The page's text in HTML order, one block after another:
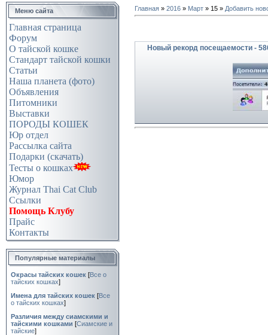
Меню сайта
Главная страница
Форум
О тайской кошке
Стандарт тайской кошки
Статьи
Наша планета (фото)
Объявления
Питомники
Выставки
ПОРОДЫ КОШЕК
Юр отдел
Рассылка сайта
Подарки (скачать)
Тесты о кошках
Юмор
Журнал Thai Cat Club
Ссылки
Помощь Клубу
Прайс
Контакты
Популярные материалы
Окрасы тайских кошек [Все о
тайских кошках]
Имена для тайских кошек [Все
о тайских кошках]
Различия между сиамскими и
тайскими кошками [Сиамские и
тайские]
Главная » 2016 » Март » 15 » Добавить
Новый рекорд посещаемости -